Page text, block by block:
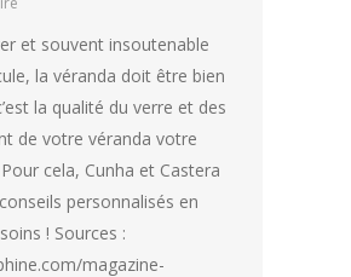
et souvent insoutenable
la véranda doit être bien
la qualité du verre et des
de votre véranda votre
cela, Cunha et Castera
personnalisés en
! Sources :
magazine-